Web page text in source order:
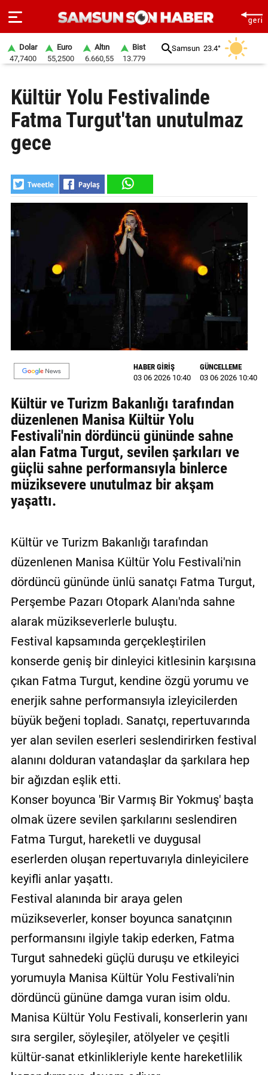
SAYFA
SAMSUN
HABER
GÜNDEM
EKONOMİ
DÜNYA
MAGAZİN
YAZARLAR
ULAŞIN
Künye
İletişim
Gizlilik
Politikası
Dolar
47,7400
Euro
55,2500
Altın
6.660,55
Bist
13.779
Samsun 23.4°
Kültür Yolu Festivalinde
Fatma Turgut'tan unutulmaz
gece
HABER GİRİŞ
03 06 2026 10:40
GÜNCELLEME
03 06 2026 10:40
Kültür ve Turizm Bakanlığı tarafından
düzenlenen Manisa Kültür Yolu
Festivali'nin dördüncü gününde sahne
alan Fatma Turgut, sevilen şarkıları ve
güçlü sahne performansıyla binlerce
müziksevere unutulmaz bir akşam
yaşattı.
Kültür ve Turizm Bakanlığı tarafından
düzenlenen Manisa Kültür Yolu Festivali'nin
dördüncü gününde ünlü sanatçı Fatma Turgut,
Perşembe Pazarı Otopark Alanı'nda sahne
alarak müzikseverlerle buluştu.
Festival kapsamında gerçekleştirilen
konserde geniş bir dinleyici kitlesinin karşısına
çıkan Fatma Turgut, kendine özgü yorumu ve
enerjik sahne performansıyla izleyicilerden
büyük beğeni topladı. Sanatçı, repertuvarında
yer alan sevilen eserleri seslendirirken festival
alanını dolduran vatandaşlar da şarkılara hep
bir ağızdan eşlik etti.
Konser boyunca 'Bir Varmış Bir Yokmuş' başta
olmak üzere sevilen şarkılarını seslendiren
Fatma Turgut, hareketli ve duygusal
eserlerden oluşan repertuvarıyla dinleyicilere
keyifli anlar yaşattı.
Festival alanında bir araya gelen
müzikseverler, konser boyunca sanatçının
performansını ilgiyle takip ederken, Fatma
Turgut sahnedeki güçlü duruşu ve etkileyici
yorumuyla Manisa Kültür Yolu Festivali'nin
dördüncü gününe damga vuran isim oldu.
Manisa Kültür Yolu Festivali, konserlerin yanı
sıra sergiler, söyleşiler, atölyeler ve çeşitli
kültür-sanat etkinlikleriyle kente hareketlilik